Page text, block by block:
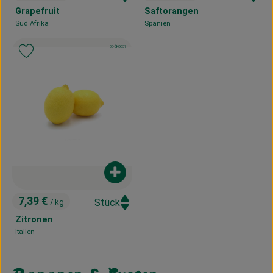
Grapefruit
, Herkunft:
Süd Afrika
Saftorangen
, Herkunft:
Spanien
, Preis:
7,39 € / kg
Zitronen
, Herkunft:
Italien
Produkt zum Warenkorb hinzufügen
, Verband:
, Kontrollstelle:
DE-ÖKO-037